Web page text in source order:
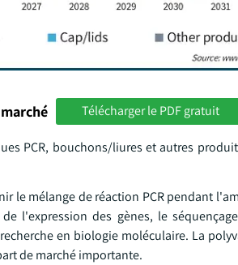
Télécharger le PDF gratuit
PCR, bouchons/liures et autres
le mélange de réaction PCR pendant
l'expression des gènes, le
en biologie moléculaire. La
de marché importante.